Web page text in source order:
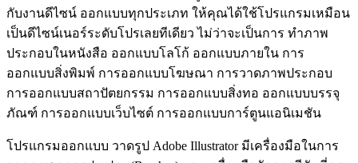
กับงานดีไซน์ ออกแบบทุกประเภท ให้คุณได้ใช้โปรแกรมเหมือน
เป็นดีไซน์เนอร์ระดับโปรเลยทีเดียว ไม่ว่าจะเป็นการ ทำภาพ
ประกอบในหนังสือ ออกแบบโลโก้ ออกแบบภายใน การ
ออกแบบสิ่งพิมพ์ การออกแบบโฆษณา การวาดภาพประกอบ
การออกแบบสถาปัตยกรรม การออกแบบสิ่งทอ ออกแบบบรรจุ
ภัณฑ์ การออกแบบเว็บไซต์ การออกแบบการ์ตูนแอนิเมชัน
โปรแกรมออกแบบ วาดรูป Adobe Illustrator มีเครื่องมือในการ